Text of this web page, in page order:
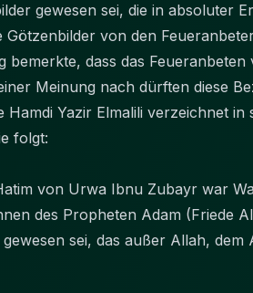
gewesen sei, die in absoluter
Götzenbilder von den
dass das
Meinung nach dürften diese
Yazir Elmalili verzeichnet
folgt:
von Urwa Ibnu Zubayr war
des Propheten Adam (Friede
sei, das außer Allah, dem